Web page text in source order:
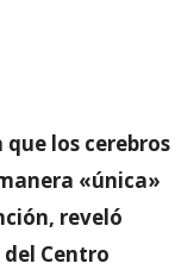
que los cerebros
«única»
reveló
Centro